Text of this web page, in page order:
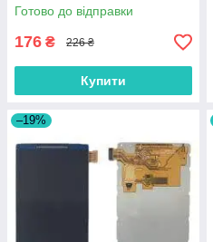
Готово до відправки
176 ₴ 226 ₴
Купити
–19%